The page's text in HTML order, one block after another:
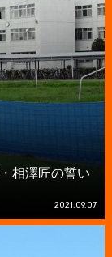
相澤匠の誓い
2021.09.07